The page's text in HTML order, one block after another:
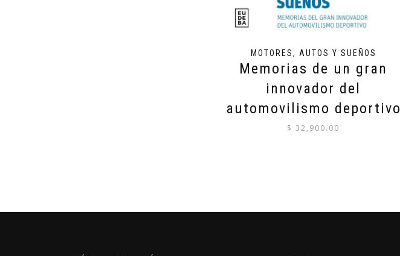
MOTORES, AUTOS Y SUEÑOS
Memorias de un gran
innovador del
automovilismo deportivo
$ 32,900.00